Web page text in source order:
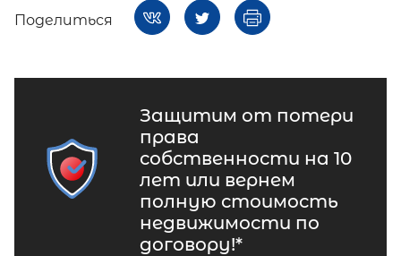
Поделиться
Защитим от потери
права
собственности на 10
лет или вернем
полную стоимость
недвижимости по
договору!*